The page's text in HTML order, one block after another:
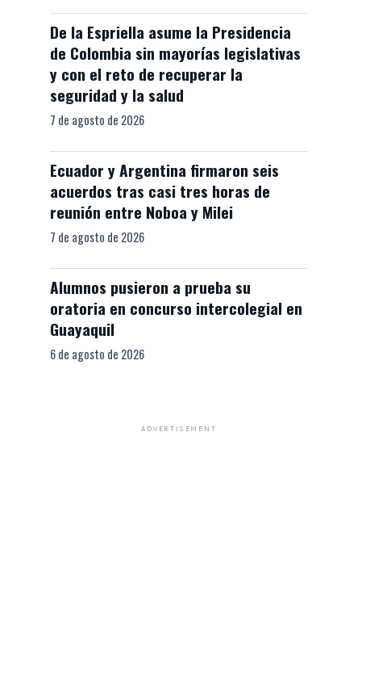
De la Espriella asume la Presidencia
de Colombia sin mayorías legislativas
y con el reto de recuperar la
seguridad y la salud
7 de agosto de 2026
Ecuador y Argentina firmaron seis
acuerdos tras casi tres horas de
reunión entre Noboa y Milei
7 de agosto de 2026
Alumnos pusieron a prueba su
oratoria en concurso intercolegial en
Guayaquil
6 de agosto de 2026
ADVERTISEMENT